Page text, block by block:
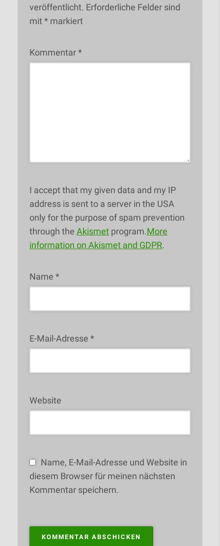
veröffentlicht. Erforderliche Felder sind
mit * markiert
Kommentar *
I accept that my given data and my IP
address is sent to a server in the USA
only for the purpose of spam prevention
through the Akismet program. More
information on Akismet and GDPR.
Name *
E-Mail-Adresse *
Website
Name, E-Mail-Adresse und Website in
diesem Browser für meinen nächsten
Kommentar speichern.